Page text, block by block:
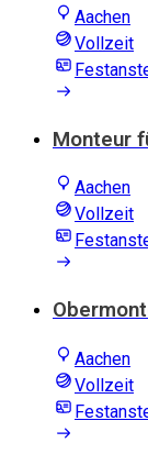
Aachen
Vollzeit
Monteur
Aachen
Vollzeit
Aachen
Vollzeit